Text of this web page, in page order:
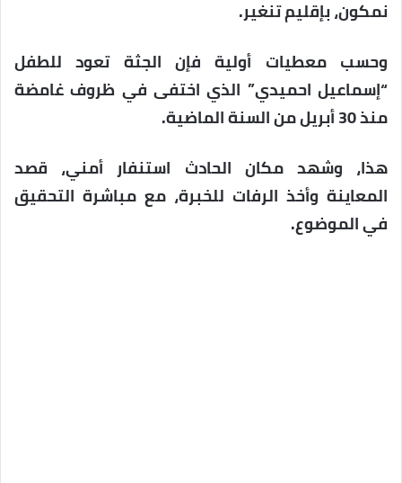
نمكون، بإقليم تنغير.
وحسب معطيات أولية فإن الجثة تعود للطفل
“إسماعيل احميدي” الذي اختفى في ظروف غامضة
منذ 30 أبريل من السنة الماضية.
هذا، وشهد مكان الحادث استنفار أمني، قصد
المعاينة وأخذ الرفات للخبرة، مع مباشرة التحقيق
في الموضوع.